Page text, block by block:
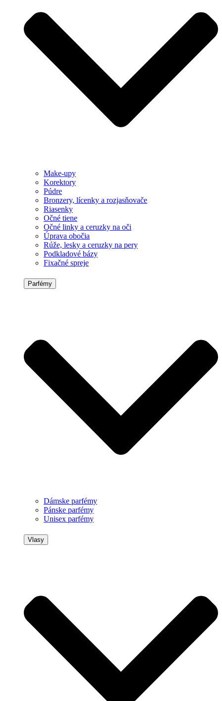
Make-upy
Korektory
Púdre
Bronzery, lícenky a rozjasňovače
Riasenky
Očné tiene
Očné linky a ceruzky na oči
Úprava obočia
Rúže, lesky a ceruzky na pery
Podkladové bázy
Fixačné spreje
Parfémy
Dámske parfémy
Pánske parfémy
Unisex parfémy
Vlasy